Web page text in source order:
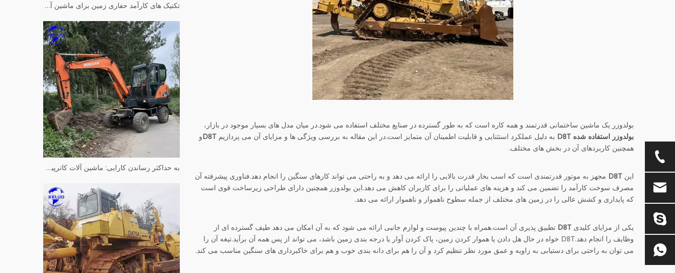
تکنیک های کارآمد حفاری زمین برای ماشین آلات هیدرولیک
به حداکثر رساندن کارایی: ماشین آلات کاترپیلار مورد استفاده بازسازی شده
بولدوزر یک ماشین ساختمانی قدرتمند و همه کاره است که به طور گسترده در صنایع مختلف استفاده می شود.در میان مدل های بسیار موجود در بازار،
بولدوزر استفاده شده D8T
به دلیل عملکرد استثنایی و قابلیت اطمینان آن متمایز است.در این مقاله به بررسی ویژگی ها و مزایای آن می پردازیم D8Tو
همچنین کاربردهای آن در بخش های مختلف.
این D8T مجهز به موتور قدرتمندی است که اسب بخار قدرت بالایی را ارائه می دهد و به راحتی می تواند کارهای سنگین را انجام دهد.فناوری پیشرفته آن
مصرف سوخت کارآمد را تضمین می کند و هزینه های عملیاتی را برای کاربران کاهش می دهد.این بولدوزر همچنین دارای طراحی زیرساخت قوی است
که پایداری و کشش عالی را در زمین های مختلف از جمله سطوح ناهموار و ناهموار ارائه می دهد.
یکی از مزایای کلیدی D8T تطبیق پذیری آن است.همراه با چندین پیوست و لوازم جانبی ارائه می شود که به آن امکان می دهد طیف گسترده ای از
وظایف را انجام دهد.D8T خواه در حال هل دادن یا هموار کردن زمین، پاک کردن آوار یا درجه بندی زمین باشد، می تواند از پس همه آن برآید.تیغه آن را
می توان به راحتی برای دستیابی به زاویه و عمق مورد نظر تنظیم کرد و آن را هم برای دانه بندی خوب و هم برای خاکبرداری های سنگین مناسب می کند.